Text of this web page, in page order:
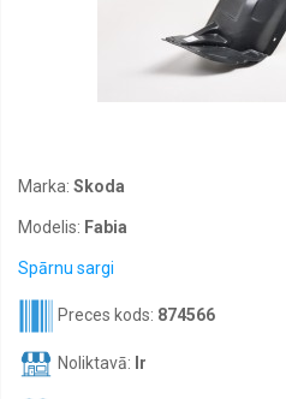
līmeņa
lukturi
un
daļas
gaitas
lukturi
Marka: Skoda
Modelis: Fabia
Spārnu sargi
Preces kods: 874566
Noliktavā: Ir